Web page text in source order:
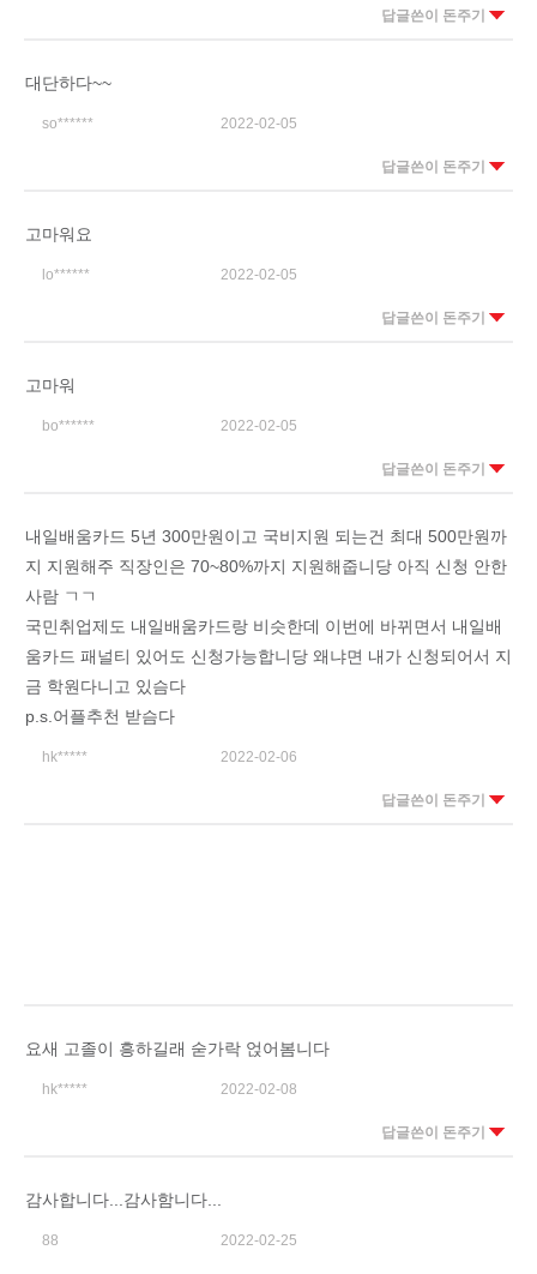
답글쓴이 돈주기
대단하다~~
so****** 2022-02-05
답글쓴이 돈주기
고마워요
lo****** 2022-02-05
답글쓴이 돈주기
고마워
bo****** 2022-02-05
답글쓴이 돈주기
내일배움카드 5년 300만원이고 국비지원 되는건 최대 500만원까
지 지원해주 직장인은 70~80%까지 지원해줍니당 아직 신청 안한
사람 ㄱㄱ
국민취업제도 내일배움카드랑 비슷한데 이번에 바뀌면서 내일배
움카드 패널티 있어도 신청가능합니당 왜냐면 내가 신청되어서 지
금 학원다니고 있슴다
p.s.어플추천 받슴다
hk***** 2022-02-06
답글쓴이 돈주기
요새 고졸이 흥하길래 숟가락 얹어봄니다
hk***** 2022-02-08
답글쓴이 돈주기
감사합니다...감사함니다...
88 2022-02-25